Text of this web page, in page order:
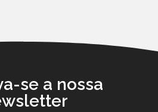
se a nossa